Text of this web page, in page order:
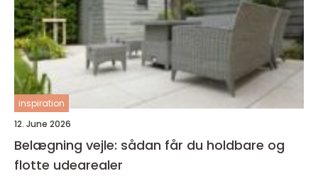
inspiration
12. June 2026
Belægning vejle: sådan får du holdbare og
flotte udearealer